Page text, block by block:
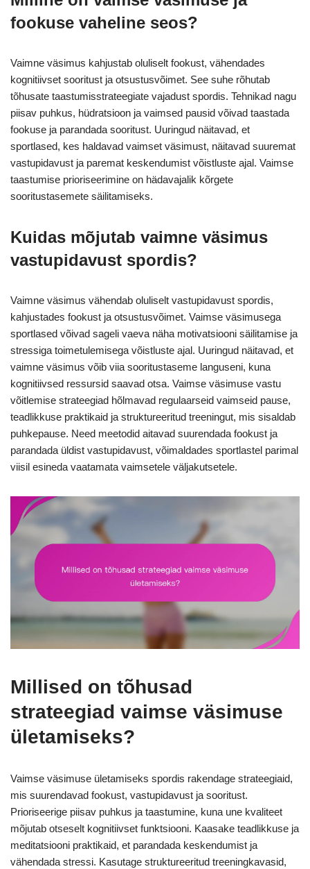
fookuse vaheline seos?
Vaimne väsimus kahjustab oluliselt fookust, vähendades
kognitiivset sooritust ja otsustusvõimet. See suhe rõhutab
tõhusate taastumisstrateegiate vajadust spordis. Tehnikad nagu
piisav puhkus, hüdratsioon ja vaimsed pausid võivad taastada
fookuse ja parandada sooritust. Uuringud näitavad, et
sportlased, kes haldavad vaimset väsimust, näitavad suuremat
vastupidavust ja paremat keskendumist võistluste ajal. Vaimse
taastumise prioriseerimine on hädavajalik kõrgete
sooritustasemete säilitamiseks.
Kuidas mõjutab vaimne väsimus
vastupidavust spordis?
Vaimne väsimus vähendab oluliselt vastupidavust spordis,
kahjustades fookust ja otsustusvõimet. Vaimse väsimusega
sportlased võivad sageli vaeva näha motivatsiooni säilitamise ja
stressiga toimetulemisega võistluste ajal. Uuringud näitavad, et
vaimne väsimus võib viia sooritustaseme languseni, kuna
kognitiivsed ressursid saavad otsa. Vaimse väsimuse vastu
võitlemise strateegiad hõlmavad regulaarseid vaimseid pause,
teadlikkuse praktikaid ja struktureeritud treeningut, mis sisaldab
puhkepause. Need meetodid aitavad suurendada fookust ja
parandada üldist vastupidavust, võimaldades sportlastel parimal
viisil esineda vaatamata vaimsetele väljakutsetele.
Millised on tõhusad
strateegiad vaimse väsimuse
ületamiseks?
Vaimse väsimuse ületamiseks spordis rakendage strateegiaid,
mis suurendavad fookust, vastupidavust ja sooritust.
Prioriseerige piisav puhkus ja taastumine, kuna une kvaliteet
mõjutab otseselt kognitiivset funktsiooni. Kaasake teadlikkuse ja
meditatsiooni praktikaid, et parandada keskendumist ja
vähendada stressi. Kasutage struktureeritud treeningkavasid,